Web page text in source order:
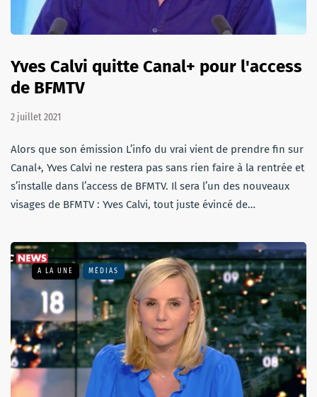
Yves Calvi quitte Canal+ pour l'access
de BFMTV
2 juillet 2021
Alors que son émission L’info du vrai vient de prendre fin sur
Canal+, Yves Calvi ne restera pas sans rien faire à la rentrée et
s’installe dans l’access de BFMTV. Il sera l’un des nouveaux
visages de BFMTV : Yves Calvi, tout juste évincé de…
A LA UNE MÉDIAS